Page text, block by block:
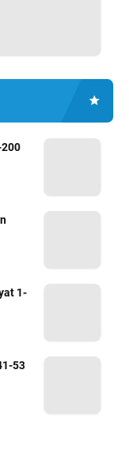
1-
53